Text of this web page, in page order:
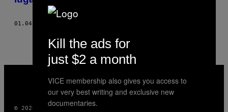
01.04.21
MEDIA
INSTAGRAM
TIKTOKYOUTUBE
© 2026 VICE DIGITAL PUBLISHING, LLC
Kill the ads for
just $2 a month
VICE membership also gives you access to
our very best writing and exclusive new
documentaries.